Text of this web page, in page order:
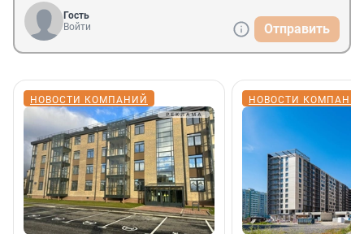
Гость
Войти
Отправить
НОВОСТИ КОМПАНИЙ НОВОСТИ